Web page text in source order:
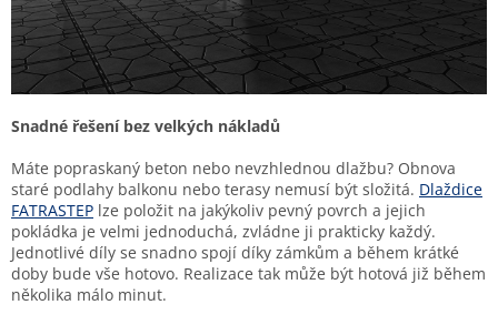
Snadné řešení bez velkých nákladů
Máte popraskaný beton nebo nevzhlednou dlažbu? Obnova
staré podlahy balkonu nebo terasy nemusí být složitá. Dlaždice
FATRASTEP lze položit na jakýkoliv pevný povrch a jejich
pokládka je velmi jednoduchá, zvládne ji prakticky každý.
Jednotlivé díly se snadno spojí díky zámkům a během krátké
doby bude vše hotovo. Realizace tak může být hotová již během
několika málo minut.